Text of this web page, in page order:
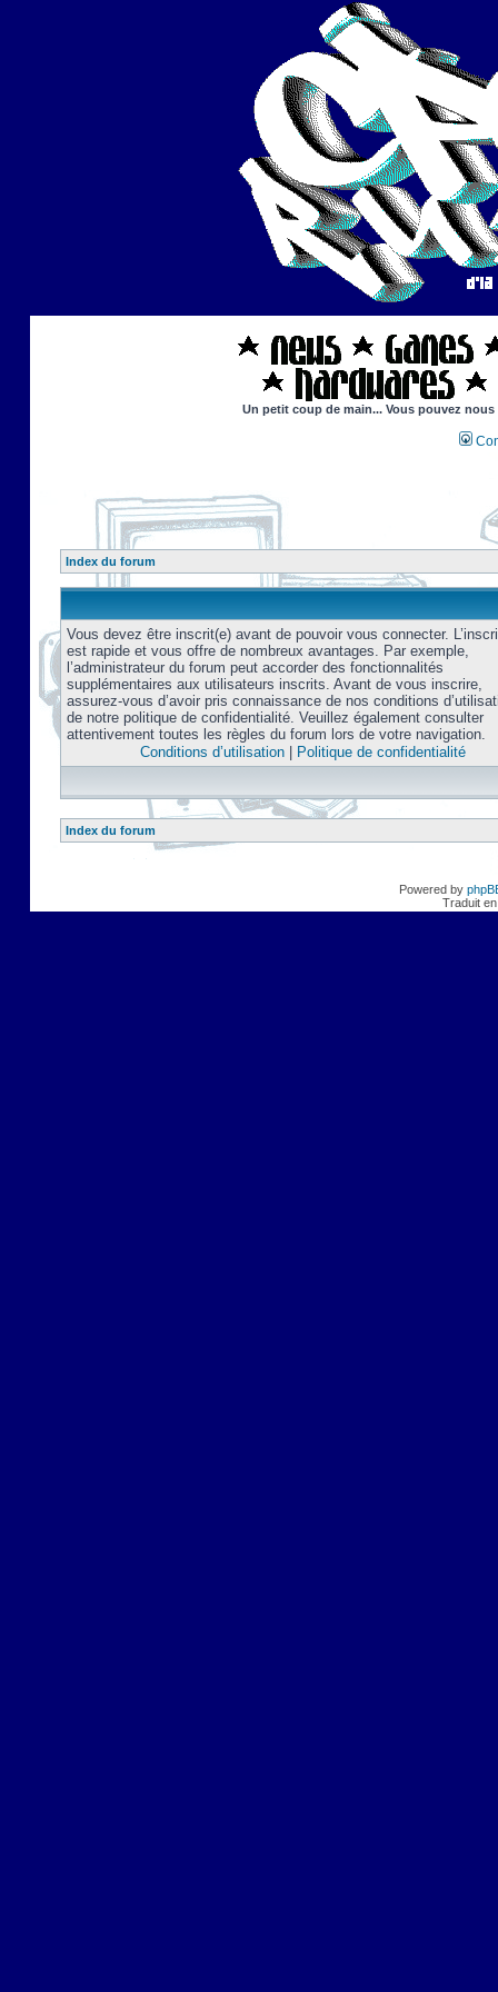
Un petit coup de main... Vous pouvez
Index du forum
Vous devez être inscrit(e) avant de pouvoir vous connecter.
est rapide et vous offre de nombreux avantages. Par exemple,
l’administrateur du forum peut accorder des fonctionnalités
supplémentaires aux utilisateurs inscrits. Avant de vous inscrire,
assurez-vous d’avoir pris connaissance de nos conditions
de notre politique de confidentialité. Veuillez également consulter
attentivement toutes les règles du forum lors de votre navigation.
Conditions d’utilisation| Politique de confidentialité
Index du forum
Powered by
Traduit